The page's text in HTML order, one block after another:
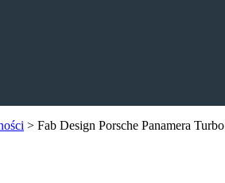
> Fab Design Porsche Panamera Turbo